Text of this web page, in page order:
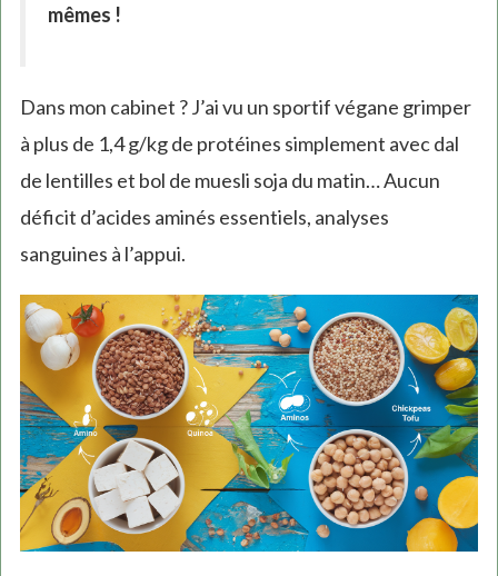
mêmes !
Dans mon cabinet ? J’ai vu un sportif végane grimper
à plus de 1,4 g/kg de protéines simplement avec dal
de lentilles et bol de muesli soja du matin… Aucun
déficit d’acides aminés essentiels, analyses
sanguines à l’appui.